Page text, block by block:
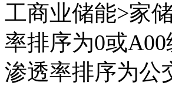
工商业储能>家
率排序为0或
渗透率排序为公